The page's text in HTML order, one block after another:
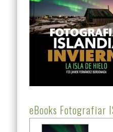
eBooks Fotografiar